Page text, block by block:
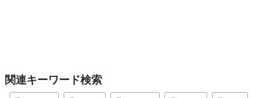
関連キーワード検索